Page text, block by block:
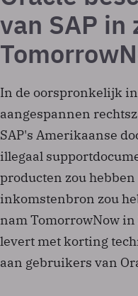
van SAP in
In de oorspronkelijk
aangespannen
SAP's Amerikaanse
illegaal
producten zou
inkomstenbron zou
nam TomorrowNow
levert met korting
aan gebruikers van